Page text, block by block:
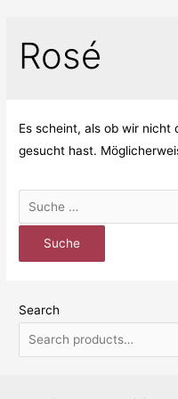
Rosé
Es scheint, als ob wir nicht
gesucht hast.
Search